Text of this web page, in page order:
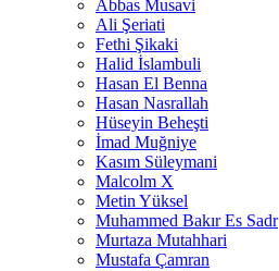
Abbas Musavi
Ali Şeriati
Fethi Şikaki
Halid İslambuli
Hasan El Benna
Hasan Nasrallah
Hüseyin Beheşti
İmad Muğniye
Kasım Süleymani
Malcolm X
Metin Yüksel
Muhammed Bakır Es Sadr
Murtaza Mutahhari
Mustafa Çamran